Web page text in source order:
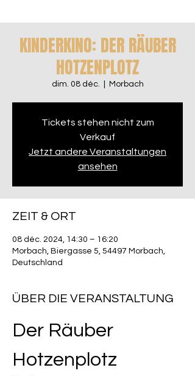
KINDERKINO: DER RÄUBER
HOTZENPLOTZ
dim. 08 déc. Morbach
Tickets stehen nicht zum
Verkauf
Jetzt andere Veranstaltungen
ansehen
ZEIT & ORT
08 déc. 2024, 14:30 – 16:20
Morbach, Biergasse 5, 54497 Morbach,
Deutschland
ÜBER DIE VERANSTALTUNG
Der Räuber
Hotzenplotz